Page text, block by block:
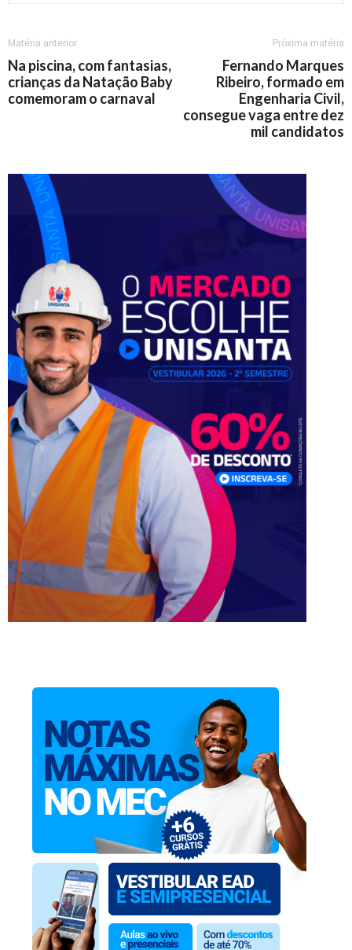
Matéria anterior
Na piscina, com fantasias,
crianças da Natação Baby
comemoram o carnaval
Próxima matéria
Fernando Marques
Ribeiro, formado em
Engenharia Civil,
consegue vaga entre dez
mil candidatos